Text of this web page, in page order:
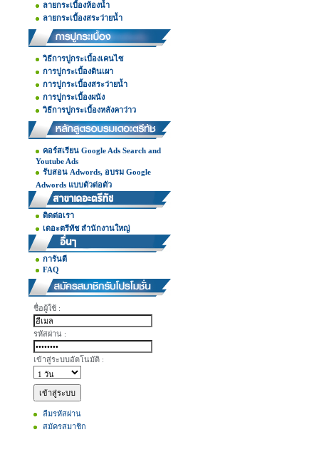
ลายกระเบื้องห้องน้ำ
ลายกระเบื้องสระว่ายน้ำ
วิธีการปูกระเบื้องเคนไซ
การปูกระเบื้องดินเผา
การปูกระเบื้องสระว่ายน้ำ
การปูกระเบื้องผนัง
วิธีการปูกระเบื้องหลังคาว่าว
คอร์สเรียน Google Ads Search and
Youtube Ads
รับสอน Adwords, อบรม Google
Adwords แบบตัวต่อตัว
ติดต่อเรา
เดอะตรีทัช สำนักงานใหญ่
การันตี
FAQ
ชื่อผู้ใช้ :
รหัสผ่าน :
เข้าสู่ระบบอัตโนมัติ :
ลืมรหัสผ่าน
สมัครสมาชิก